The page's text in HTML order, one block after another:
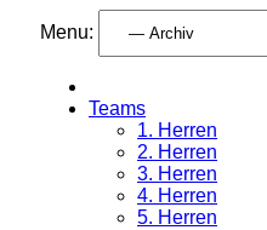
Menu:
Teams
1. Herren
2. Herren
3. Herren
4. Herren
5. Herren